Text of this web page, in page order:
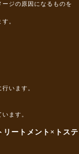
ジの原因になるものを
。
います。
ます。
ートメント×トス